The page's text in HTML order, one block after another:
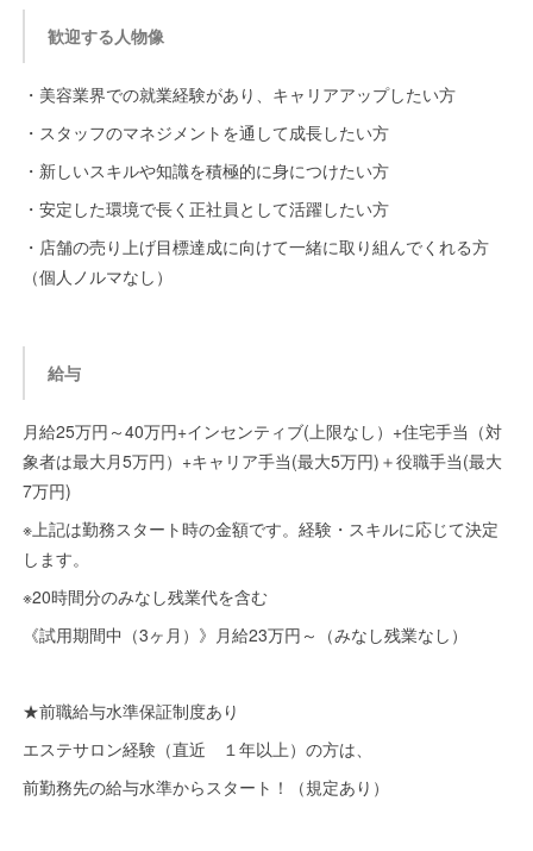
歓迎する人物像
・美容業界での就業経験があり、キャリアアップしたい方
・スタッフのマネジメントを通して成長したい方
・新しいスキルや知識を積極的に身につけたい方
・安定した環境で長く正社員として活躍したい方
・店舗の売り上げ目標達成に向けて一緒に取り組んでくれる方
（個人ノルマなし）
給与
月給25万円～40万円+インセンティブ(上限なし）+住宅手当（対
象者は最大月5万円）+キャリア手当(最大5万円)＋役職手当(最大
7万円)
※上記は勤務スタート時の金額です。経験・スキルに応じて決定
します。
※20時間分のみなし残業代を含む
《試用期間中（3ヶ月）》月給23万円～（みなし残業なし）
★前職給与水準保証制度あり
エステサロン経験（直近 １年以上）の方は、
前勤務先の給与水準からスタート！（規定あり）